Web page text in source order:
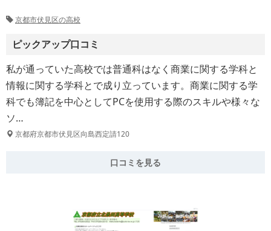
京都市伏見区の高校
ピックアップ口コミ
私が通っていた高校では普通科はなく商業に関する学科と
情報に関する学科とで成り立っています。商業に関する学
科でも簿記を中心としてPCを使用する際のスキルや様々な
ソ…
京都府京都市伏見区向島西定請120
口コミを見る